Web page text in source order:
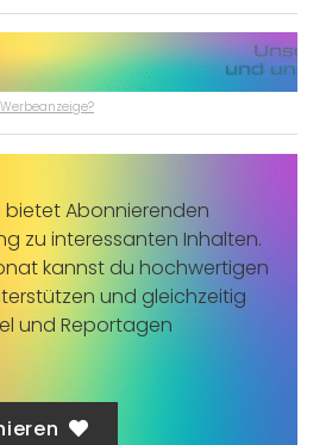
bietet Abonnierenden
zu interessanten Inhalten.
kannst du hochwertigen
und gleichzeitig
und Reportagen